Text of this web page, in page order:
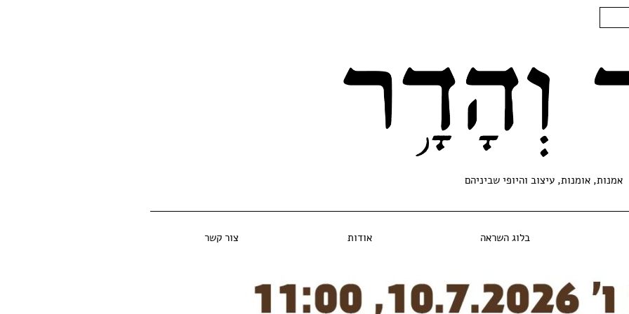
אמנות, אומנות, עיצוב והיופי שביניהם
בלוג השראה אודות צור קשר